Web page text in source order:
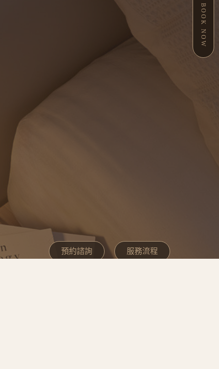
BOOK NOW
預約諮詢 服務流程